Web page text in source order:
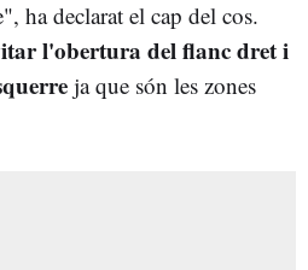
ha declarat el cap del cos.
l'obertura del flanc dret i
ja que són les zones